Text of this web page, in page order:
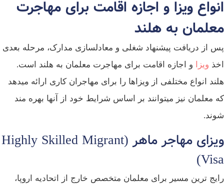
ویزا و اجازه اقامت برای مهاجرت
به هلند
از دریافت پیشنهاد شغلی و معادلسازی مدارک، مرحله بعدی
ویزاو اجازه اقامت برای مهاجرت معلمان به هلند است.
انواع مختلفی از ویزاها را برای مهاجران کاری ارائه میدهد
معلمان نیز میتوانند بر اساس شرایط خود از آنها بهره‌ مند
ویزای مهاجر ماهر (Highly Skilled Migrant
ترین مسیر برای معلمان متخصص خارج از اتحادیه اروپا،